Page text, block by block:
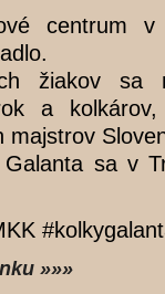
centrum
žiakov sa
a
majstrov
sa v
»»»